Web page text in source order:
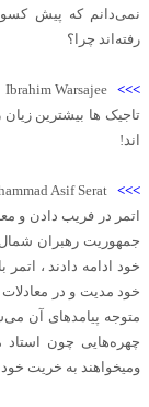
نمی‌دانم که پیش
رفته‌اند چرا؟
>>>
Ibrahim Warsajee
تاجیک ها بیشترین
اند!
>>>
Asif Serat
اتمر در فریب دادن و
جمهوریت رهبران شمال
خود ادامه دادند ،
خود مدیت و در
متوجه پیامدهای آن
چهره‌هایی چون استاد
ومیخواهند به خریت خود